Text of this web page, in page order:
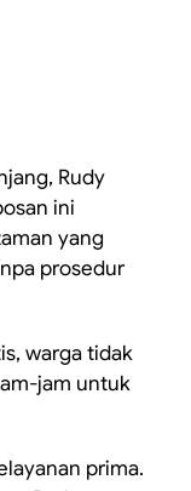
Rudy
ini
yang
prosedur
warga tidak
jam untuk
prima.